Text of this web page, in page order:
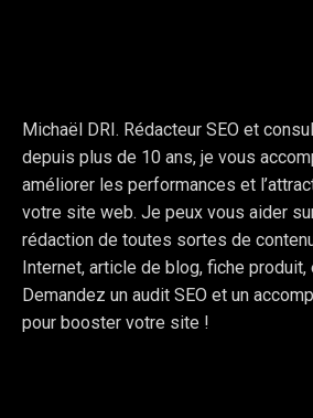
Michaël DRI. Rédacteur SEO et
depuis plus de 10 ans, je vous
améliorer les performances et
votre site web. Je peux vous aider
rédaction de toutes sortes de
Internet, article de blog, fiche produit,
Demandez un audit SEO et un
pour booster votre site !